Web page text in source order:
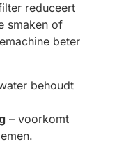
reduceert
smaken of
beter
behoudt
– voorkomt